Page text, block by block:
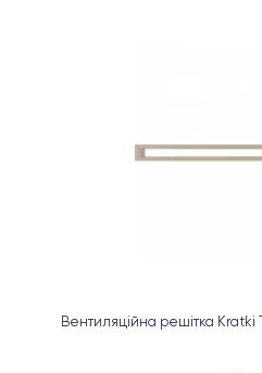
Вентиляційна решітка Kratki